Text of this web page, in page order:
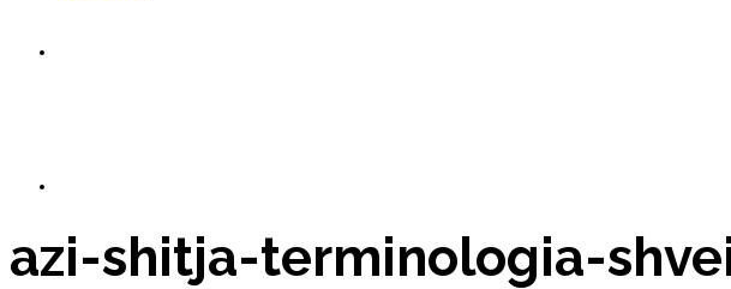
azi-shitja-terminologia-